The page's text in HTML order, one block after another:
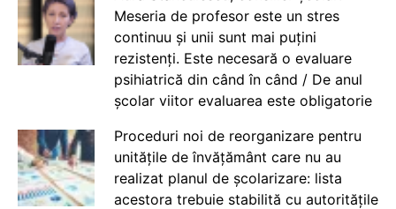
Meseria de profesor este un stres
continuu și unii sunt mai puțini
rezistenți. Este necesară o evaluare
psihiatrică din când în când / De anul
școlar viitor evaluarea este obligatorie
Proceduri noi de reorganizare pentru
unitățile de învățământ care nu au
realizat planul de școlarizare: lista
acestora trebuie stabilită cu autoritățile